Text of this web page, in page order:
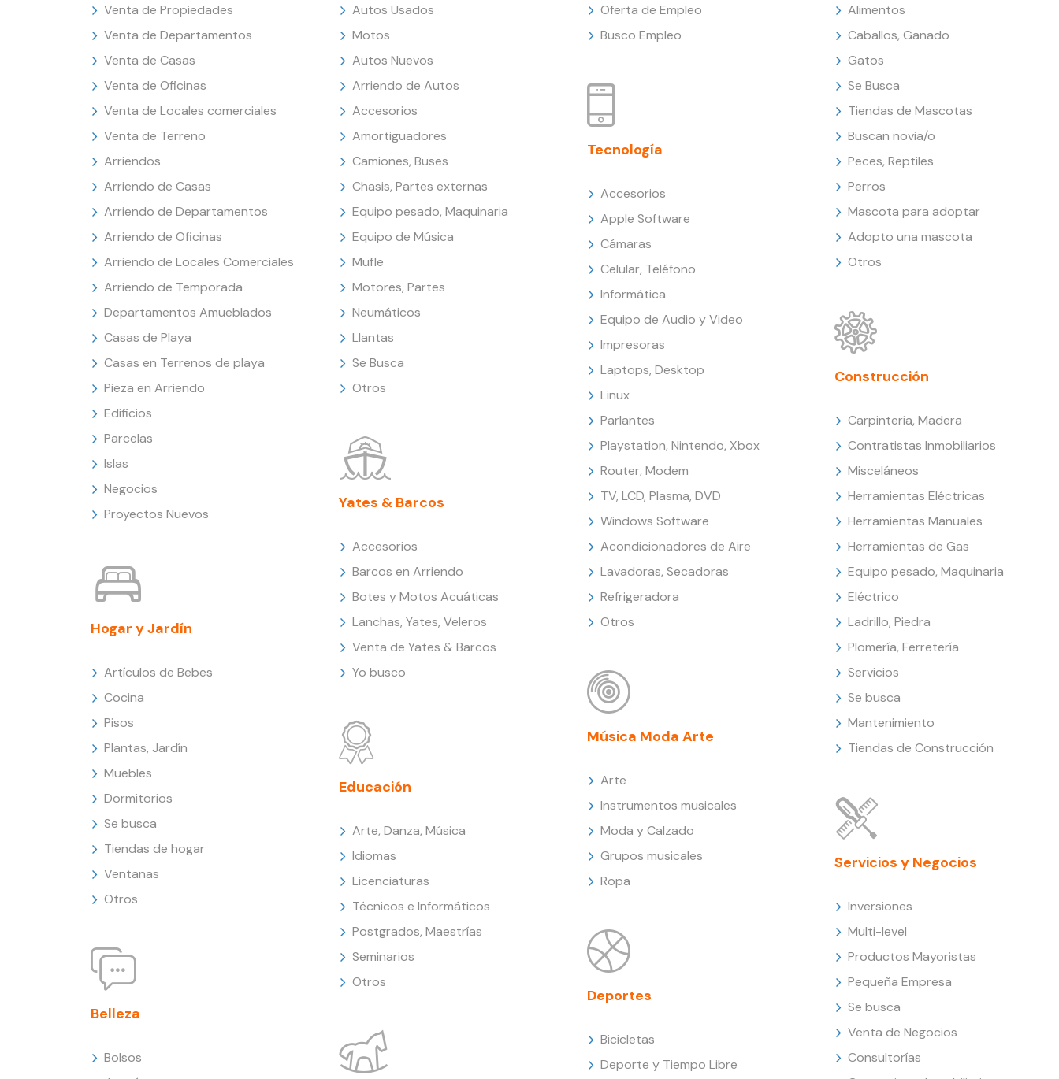
Venta de Propiedades
Venta de Departamentos
Venta de Casas
Venta de Oficinas
Venta de Locales comerciales
Venta de Terreno
Arriendos
Arriendo de Casas
Arriendo de Departamentos
Arriendo de Oficinas
Arriendo de Locales Comerciales
Arriendo de Temporada
Departamentos Amueblados
Casas de Playa
Casas en Terrenos de playa
Pieza en Arriendo
Edificios
Parcelas
Islas
Negocios
Proyectos Nuevos
Hogar y Jardín
Artículos de Bebes
Cocina
Pisos
Plantas, Jardín
Muebles
Dormitorios
Se busca
Tiendas de hogar
Ventanas
Otros
Belleza
Bolsos
Autos Usados
Motos
Autos Nuevos
Arriendo de Autos
Accesorios
Amortiguadores
Camiones, Buses
Chasis, Partes externas
Equipo pesado, Maquinaria
Equipo de Música
Mufle
Motores, Partes
Neumáticos
Llantas
Se Busca
Otros
Yates & Barcos
Accesorios
Barcos en Arriendo
Botes y Motos Acuáticas
Lanchas, Yates, Veleros
Venta de Yates & Barcos
Yo busco
Educación
Arte, Danza, Música
Idiomas
Licenciaturas
Técnicos e Informáticos
Postgrados, Maestrías
Seminarios
Otros
Oferta de Empleo
Busco Empleo
Tecnología
Accesorios
Apple Software
Cámaras
Celular, Teléfono
Informática
Equipo de Audio y Video
Impresoras
Laptops, Desktop
Linux
Parlantes
Playstation, Nintendo, Xbox
Router, Modem
TV, LCD, Plasma, DVD
Windows Software
Acondicionadores de Aire
Lavadoras, Secadoras
Refrigeradora
Otros
Música Moda Arte
Arte
Instrumentos musicales
Moda y Calzado
Grupos musicales
Ropa
Deportes
Bicicletas
Deporte y Tiempo Libre
Alimentos
Caballos, Ganado
Gatos
Se Busca
Tiendas de Mascotas
Buscan novia/o
Peces, Reptiles
Perros
Mascota para adoptar
Adopto una mascota
Otros
Construcción
Carpintería, Madera
Contratistas Inmobiliarios
Misceláneos
Herramientas Eléctricas
Herramientas Manuales
Herramientas de Gas
Equipo pesado, Maquinaria
Eléctrico
Ladrillo, Piedra
Plomería, Ferretería
Servicios
Se busca
Mantenimiento
Tiendas de Construcción
Servicios y Negocios
Inversiones
Multi-level
Productos Mayoristas
Pequeña Empresa
Se busca
Venta de Negocios
Consultorías